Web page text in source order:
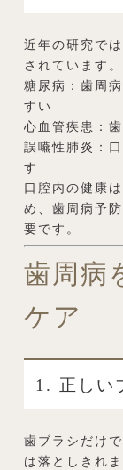
近年の研究で
されています。
糖尿病：歯周
すい
心血管疾患：
誤嚥性肺炎：
す
口腔内の健康
め、歯周病予
要です。
歯周病
ケア
1. 正しい
歯ブラシだけ
は落としきれま